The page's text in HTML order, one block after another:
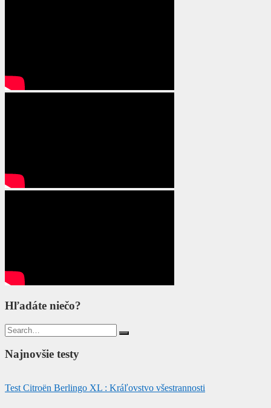
Hľadáte niečo?
Search
for:
Najnovšie testy
Test Citroën Berlingo XL : Kráľovstvo všestrannosti